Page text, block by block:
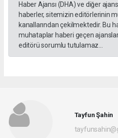
Haber Ajansı (DHA) ve diğer
haberler, sitemizin editörlerinin
kanallarından çekilmektedir. Bu
muhataplar haberi geçen
editörü sorumlu tutulamaz...
Tayfun Şahin